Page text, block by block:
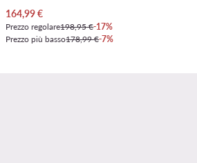
Prezzo attuale
164,99€
Prezzo regolare198,95 €-17%
Prezzo più basso178,99 €-7%